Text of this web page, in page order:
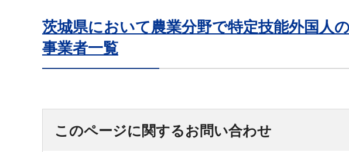
茨城県において農業分野で特定技能外国人
事業者一覧
このページに関するお問い合わせ